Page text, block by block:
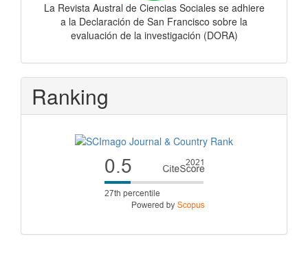
La Revista Austral de Ciencias Sociales se adhiere
a la Declaración de San Francisco sobre la
evaluación de la investigación (DORA)
Ranking